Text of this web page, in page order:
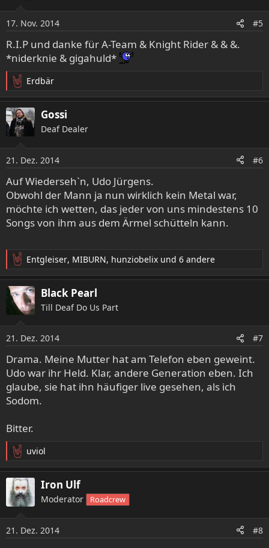
17. Nov. 2014 #5
R.I.P und danke für A-Team & Knight Rider & & &.
*niderknie & gigahuld*
R
e
a
k
n
e
n
:
Erdbär
Gossi
Deaf Dealer
21. Dez. 2014 #6
Auf Wiederseh`n, Udo Jürgens.
Obwohl der Mann ja nun wirklich kein Metal war,
möchte ich wetten, das jeder von uns mindestens 10
Songs von ihm aus dem Ärmel schütteln kann.
R
e
a
k
n
e
n
:
Entgleiser, MIBURN, hunziobelix und 6 andere
Black Pearl
Till Deaf Do Us Part
21. Dez. 2014 #7
Drama. Meine Mutter hat am Telefon eben geweint.
Udo war ihr Held. Klar, andere Generation eben. Ich
glaube, sie hat ihn häufiger live gesehen, als ich
Sodom.
Bitter.
R
e
a
k
t
n
uviol
Iron Ulf
Moderator Roadcrew
21. Dez. 2014 #8